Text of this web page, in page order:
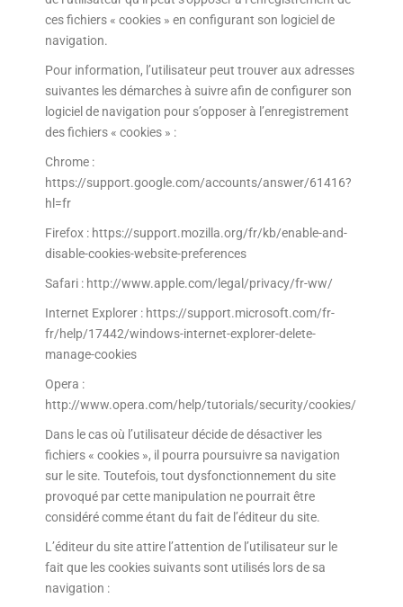
ces fichiers « cookies » en configurant son logiciel de
navigation.
Pour information, l’utilisateur peut trouver aux adresses
suivantes les démarches à suivre afin de configurer son
logiciel de navigation pour s’opposer à l’enregistrement
des fichiers « cookies » :
Chrome :
https://support.google.com/accounts/answer/61416?
hl=fr
Firefox : https://support.mozilla.org/fr/kb/enable-and-
disable-cookies-website-preferences
Safari : http://www.apple.com/legal/privacy/fr-ww/
Internet Explorer : https://support.microsoft.com/fr-
fr/help/17442/windows-internet-explorer-delete-
manage-cookies
Opera :
http://www.opera.com/help/tutorials/security/cookies/
Dans le cas où l’utilisateur décide de désactiver les
fichiers « cookies », il pourra poursuivre sa navigation
sur le site. Toutefois, tout dysfonctionnement du site
provoqué par cette manipulation ne pourrait être
considéré comme étant du fait de l’éditeur du site.
L’éditeur du site attire l’attention de l’utilisateur sur le
fait que les cookies suivants sont utilisés lors de sa
navigation :